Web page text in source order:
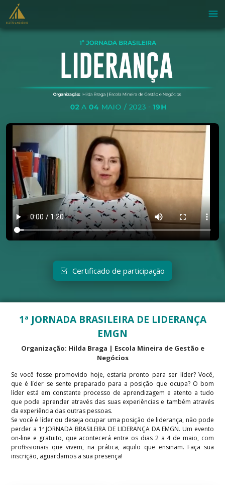
Certificado de participação
1ª JORNADA BRASILEIRA DE LIDERANÇA
EMGN
Organização: Hilda Braga | Escola Mineira de Gestão e
Negócios
Se você fosse promovido hoje, estaria pronto para ser líder? Você,
que é líder se sente preparado para a posição que ocupa? O bom
líder está em constante processo de aprendizagem e atento a tudo
que pode aprender através das suas experiências e também através
da experiência das outras pessoas.
Se você é líder ou deseja ocupar uma posição de liderança, não pode
perder a 1ª JORNADA BRASILEIRA DE LIDERANÇA DA EMGN. Um evento
on-line e gratuito, que acontecerá entre os dias 2 a 4 de maio, com
profissionais que vivem, na prática, aquilo que ensinam. Faça sua
inscrição, aguardamos a sua presença!